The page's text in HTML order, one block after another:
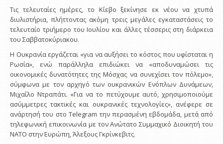
Τις τελευταίες ημέρες, το Κίεβο ξεκίνησε εκ νέου να χτυπά
διυλιστήρια, πλήττοντας ακόμη τρεις μεγάλες εγκαταστάσεις το
τελευταίο τριήμερο του Ιουλίου και άλλες τέσσερις στη διάρκεια
του Σαββατοκύριακου.
Η Ουκρανία εργάζεται «για να αυξήσει το κόστος που υφίσταται η
Ρωσία», ενώ παράλληλα επιδιώκει να «αποδυναμώσει τις
οικονομικές δυνατότητες της Μόσχας να συνεχίσει τον πόλεμο»,
σύμφωνα με τον αρχηγό των ουκρανικών Ενόπλων Δυνάμεων,
Μιχαΐλο Ντραπάτι. «Για να το πετύχουμε αυτό, χρησιμοποιούμε
ασύμμετρες τακτικές και ουκρανικές τεχνολογίες», ανέφερε σε
ανάρτησή του στο Telegram την περασμένη εβδομάδα, μετά από
τηλεφωνική επικοινωνία με τον Ανώτατο Συμμαχικό Διοικητή του
ΝΑΤΟ στην Ευρώπη, Άλεξους Γκρίνκεβιτς.